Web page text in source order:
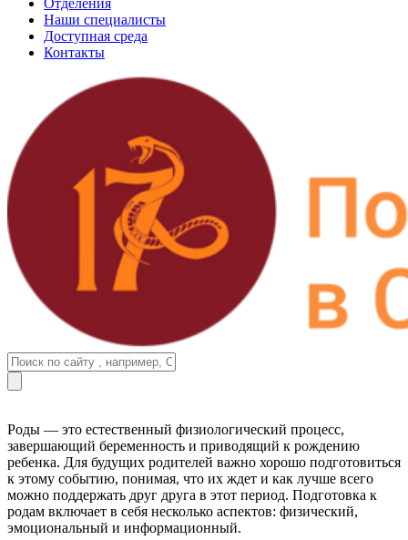
Наши специалисты
Доступная среда
Контакты
Роды — это естественный физиологический процесс,
завершающий беременность и приводящий к рождению
ребенка. Для будущих родителей важно хорошо подготовиться
к этому событию, понимая, что их ждет и как лучше всего
можно поддержать друг друга в этот период. Подготовка к
родам включает в себя несколько аспектов: физический,
эмоциональный и информационный.